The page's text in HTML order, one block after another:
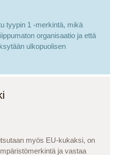
tyypin 1 -merkintä, mikä
organisaatio ja että
ulkopuolisen
myös EU-kukaksi, on
ja vastaa